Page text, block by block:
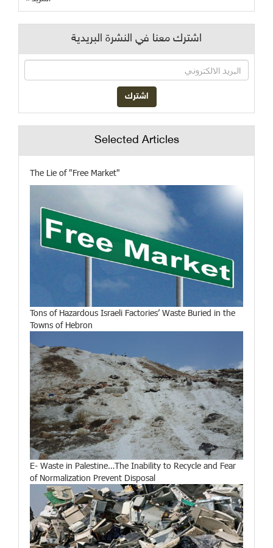
اشترك معنا في النشرة البريدية
Selected Articles
The Lie of "Free Market"
Tons of Hazardous Israeli Factories’ Waste Buried in the
Towns of Hebron
E- Waste in Palestine…The Inability to Recycle and Fear
of Normalization Prevent Disposal